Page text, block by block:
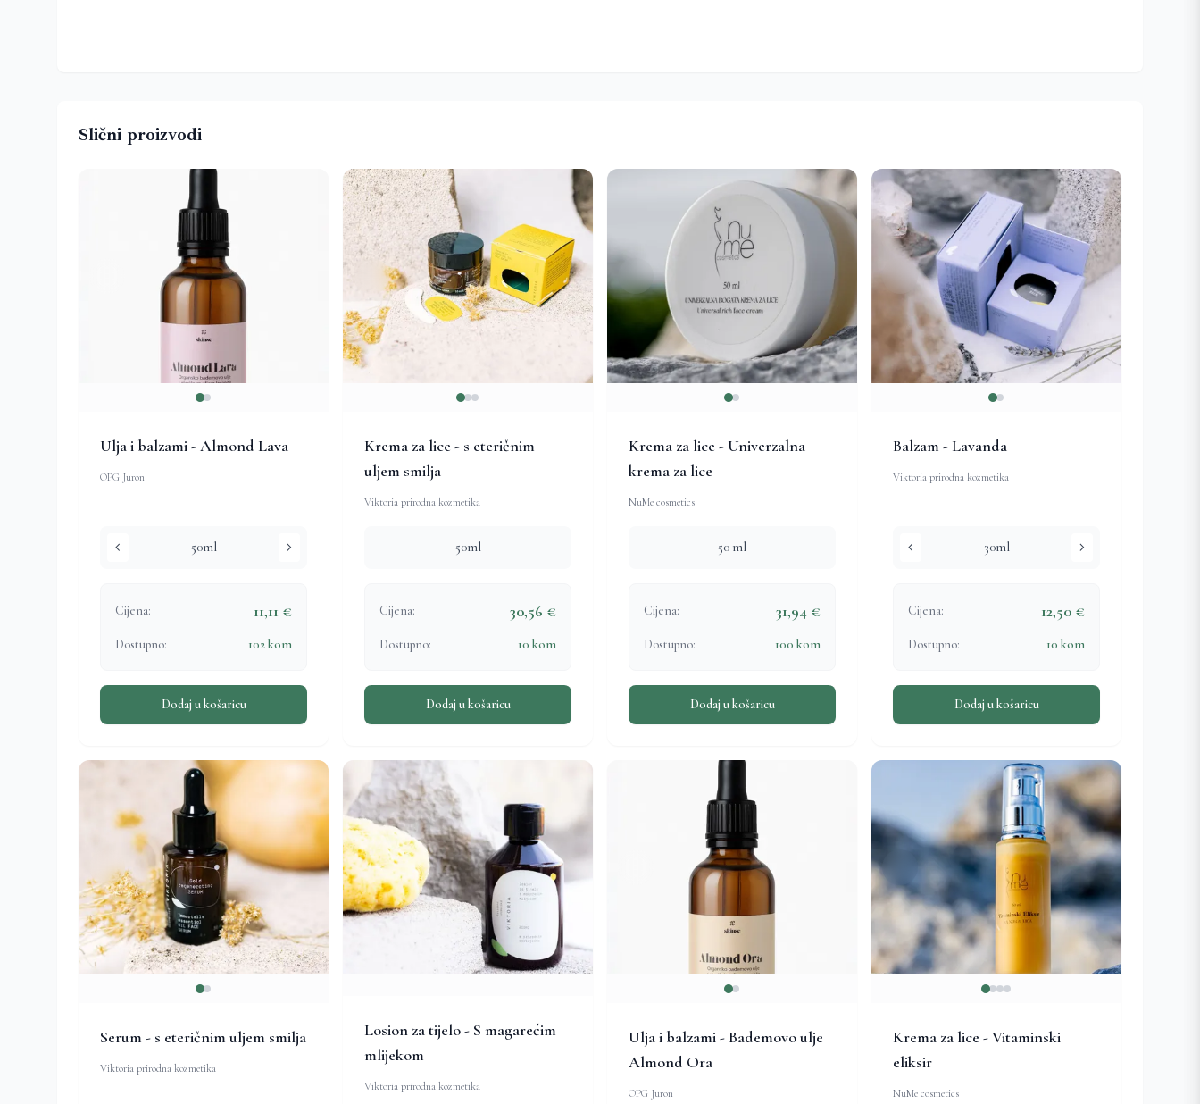
Slični proizvodi
Ulja i balzami - Almond Lava
OPG Juron
chevron_left 50ml chevron_right
Cijena: 11,11 €
Dostupno: 102 kom
Dodaj u košaricu
Krema za lice - s eteričnim
uljem smilja
Viktoria prirodna kozmetika
50ml
Cijena: 30,56 €
Dostupno: 10 kom
Dodaj u košaricu
Krema za lice - Univerzalna
krema za lice
NuMe cosmetics
50 ml
Cijena: 31,94 €
Dostupno: 100 kom
Dodaj u košaricu
Balzam - Lavanda
Viktoria prirodna kozmetika
chevron_left 30ml chevron_right
Cijena: 12,50 €
Dostupno: 10 kom
Dodaj u košaricu
Serum - s eteričnim uljem smilja
Viktoria prirodna kozmetika
Losion za tijelo - S magarećim
mlijekom
Viktoria prirodna kozmetika
Ulja i balzami - Bademovo ulje
Almond Ora
OPG Juron
Krema za lice - Vitaminski
eliksir
NuMe cosmetics